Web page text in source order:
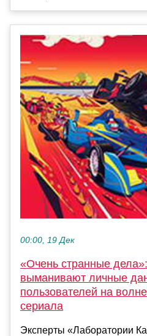
00:00, 19 Дек
«Очень странные
выманивают личные
пользователей на
сериала
Эксперты «Лаборатории